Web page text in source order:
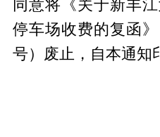
同意将《关于新丰
停车场收费的复函
号） 废止，自本通知